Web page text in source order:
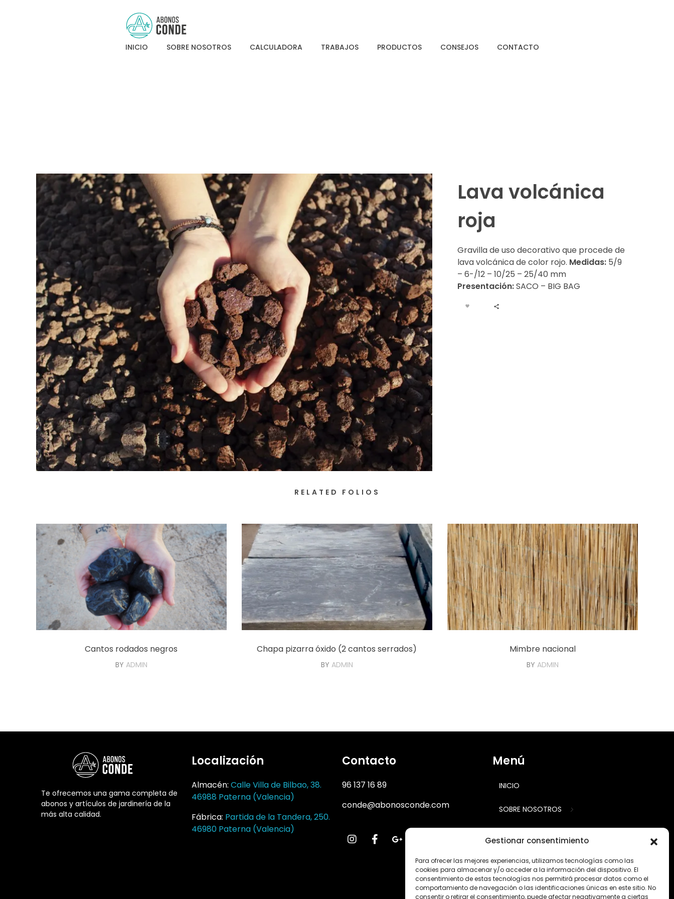
Gestionar consentimiento
Para ofrecer las mejores experiencias, utilizamos tecnologías como las
cookies para almacenar y/o acceder a la información del dispositivo. El
consentimiento de estas tecnologías nos permitirá procesar datos como el
comportamiento de navegación o las identificaciones únicas en este sitio. No
consentir o retirar el consentimiento, puede afectar negativamente a ciertas
Abonos Conde
INICIO SOBRE NOSOTROS CALCULADORA TRABAJOS PRODUCTOS CONSEJOS CONTACTO
Lava volcánica
roja
Gravilla de uso decorativo que procede de
lava volcánica de color rojo. Medidas: 5/9
– 6-/12 – 10/25 – 25/40 mm
Presentación:SACO – BIG BAG
RELATED FOLIOS
Cantos rodados negros
BY ADMIN
Chapa pizarra óxido (2 cantos serrados)
BY ADMIN
Mimbre nacional
BY ADMIN
Te ofrecemos una gama completa de
abonos y artículos de jardinería de la
más alta calidad.
Localización
Almacén: Calle Villa de Bilbao, 38.
46988 Paterna (Valencia)
Fábrica: Partida de la Tandera, 250.
46980 Paterna (Valencia)
Contacto
96 137 16 89
conde@abonosconde.com
Menú
INICIO
SOBRE NOSOTROS
TRABAJOS
PRODUCTOS